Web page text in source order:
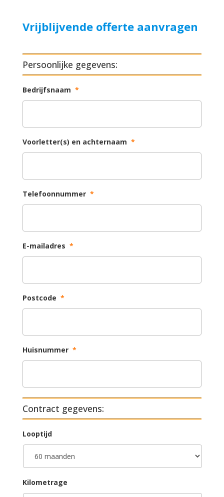
Vrijblijvende offerte aanvragen
Persoonlijke gegevens:
Bedrijfsnaam *
Voorletter(s) en achternaam *
Telefoonnummer *
E-mailadres *
Postcode *
Huisnummer *
Contract gegevens:
Looptijd
Kilometrage